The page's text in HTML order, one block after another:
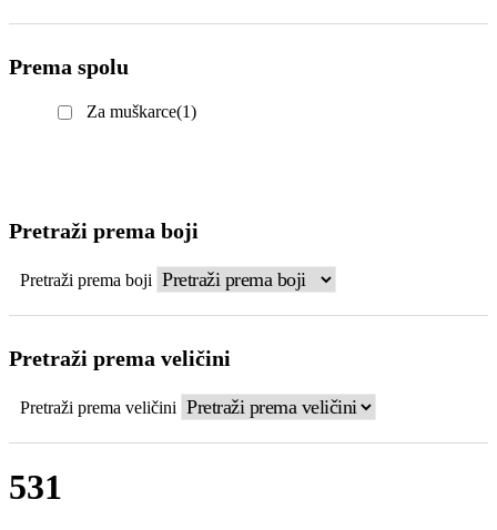
Prema spolu
Za muškarce(1)
Pretraži prema boji
Pretraži prema boji
Pretraži prema veličini
Pretraži prema veličini
531